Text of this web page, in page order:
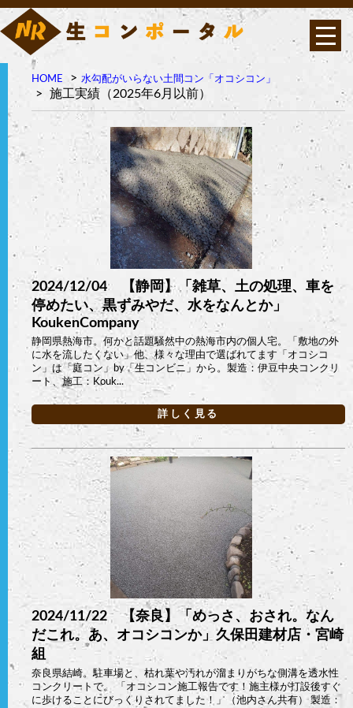
を持ちながら表面強度・
曲げ強度に優れたポーラ
ス構造の高強度コンクリ
HOME 水勾配がいらない土間コン「オコシコン」
施工実績（2025年6月以前）
2024/12/04 【静岡】「雑草、土の処理、車を
停めたい、黒ずみやだ、水をなんとか」
KoukenCompany
静岡県熱海市。何かと話題騒然中の熱海市内の個人宅。「敷地の外
に水を流したくない」他、様々な理由で選ばれてます「オコシコ
ン」は「庭コン」by「生コンビニ」から。製造：伊豆中央コンクリ
ート、施工：Kouk...
詳しく見る
2024/11/22 【奈良】「めっさ、おされ。なん
だこれ。あ、オコシコンか」久保田建材店・宮崎
組
奈良県結崎。駐車場と、枯れ葉や汚れが溜まりがちな側溝を透水性
コンクリートで。 「オコシコン施工報告です！施主様が打設後すぐ
に歩けることにびっくりされてました！」（池内さん共有） 製造：